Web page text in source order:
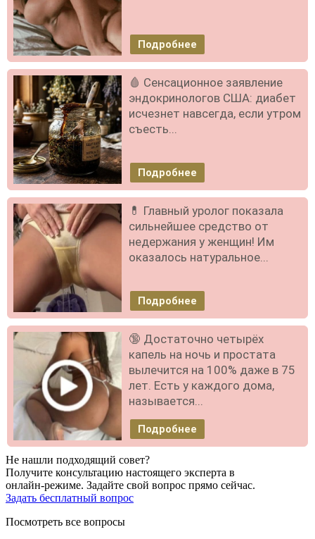
Подробнее
🩸 Сенсационное заявление
эндокринологов США: диабет
исчезнет навсегда, если утром
съесть...
Подробнее
💊 Главный уролог показала
сильнейшее средство от
недержания у женщин! Им
оказалось натуральное...
Подробнее
🔞 Достаточно четырёх
капель на ночь и простата
вылечится на 100% даже в 75
лет. Есть у каждого дома,
называется...
Подробнее
Не нашли подходящий совет?
Получите консультацию настоящего эксперта в
онлайн-режиме. Задайте свой вопрос прямо сейчас.
Задать бесплатный вопрос
Посмотреть все вопросы